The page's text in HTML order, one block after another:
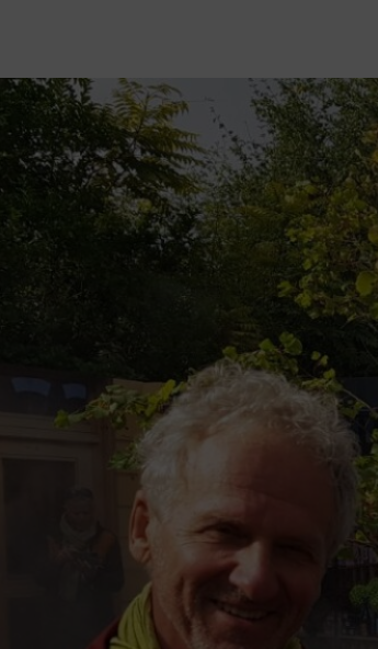
Letztens bei
# Erika,
# Expert:innen
Drainage und
# Besuch
Traismauer
# wichtiges
Umsetzung des
Kommentar:
Fotocredit:
Datum der